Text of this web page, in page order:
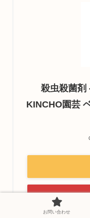
殺虫殺菌剤
KINCHO園芸
お問い合わせ